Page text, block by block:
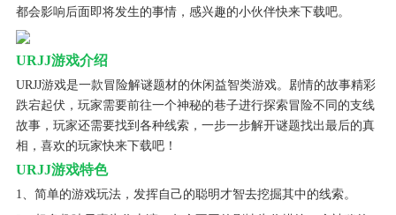
都会影响后面即将发生的事情，感兴趣的小伙伴快来下载吧。
URJJ游戏介绍
URJJ游戏是一款冒险解谜题材的休闲益智类游戏。剧情的故事精彩
跌宕起伏，玩家需要前往一个神秘的巷子进行探索冒险不同的支线
故事，玩家还需要找到各种线索，一步一步解开谜题找出最后的真
相，喜欢的玩家快来下载吧！
URJJ游戏特色
1、简单的游戏玩法，发挥自己的聪明才智去挖掘其中的线索。